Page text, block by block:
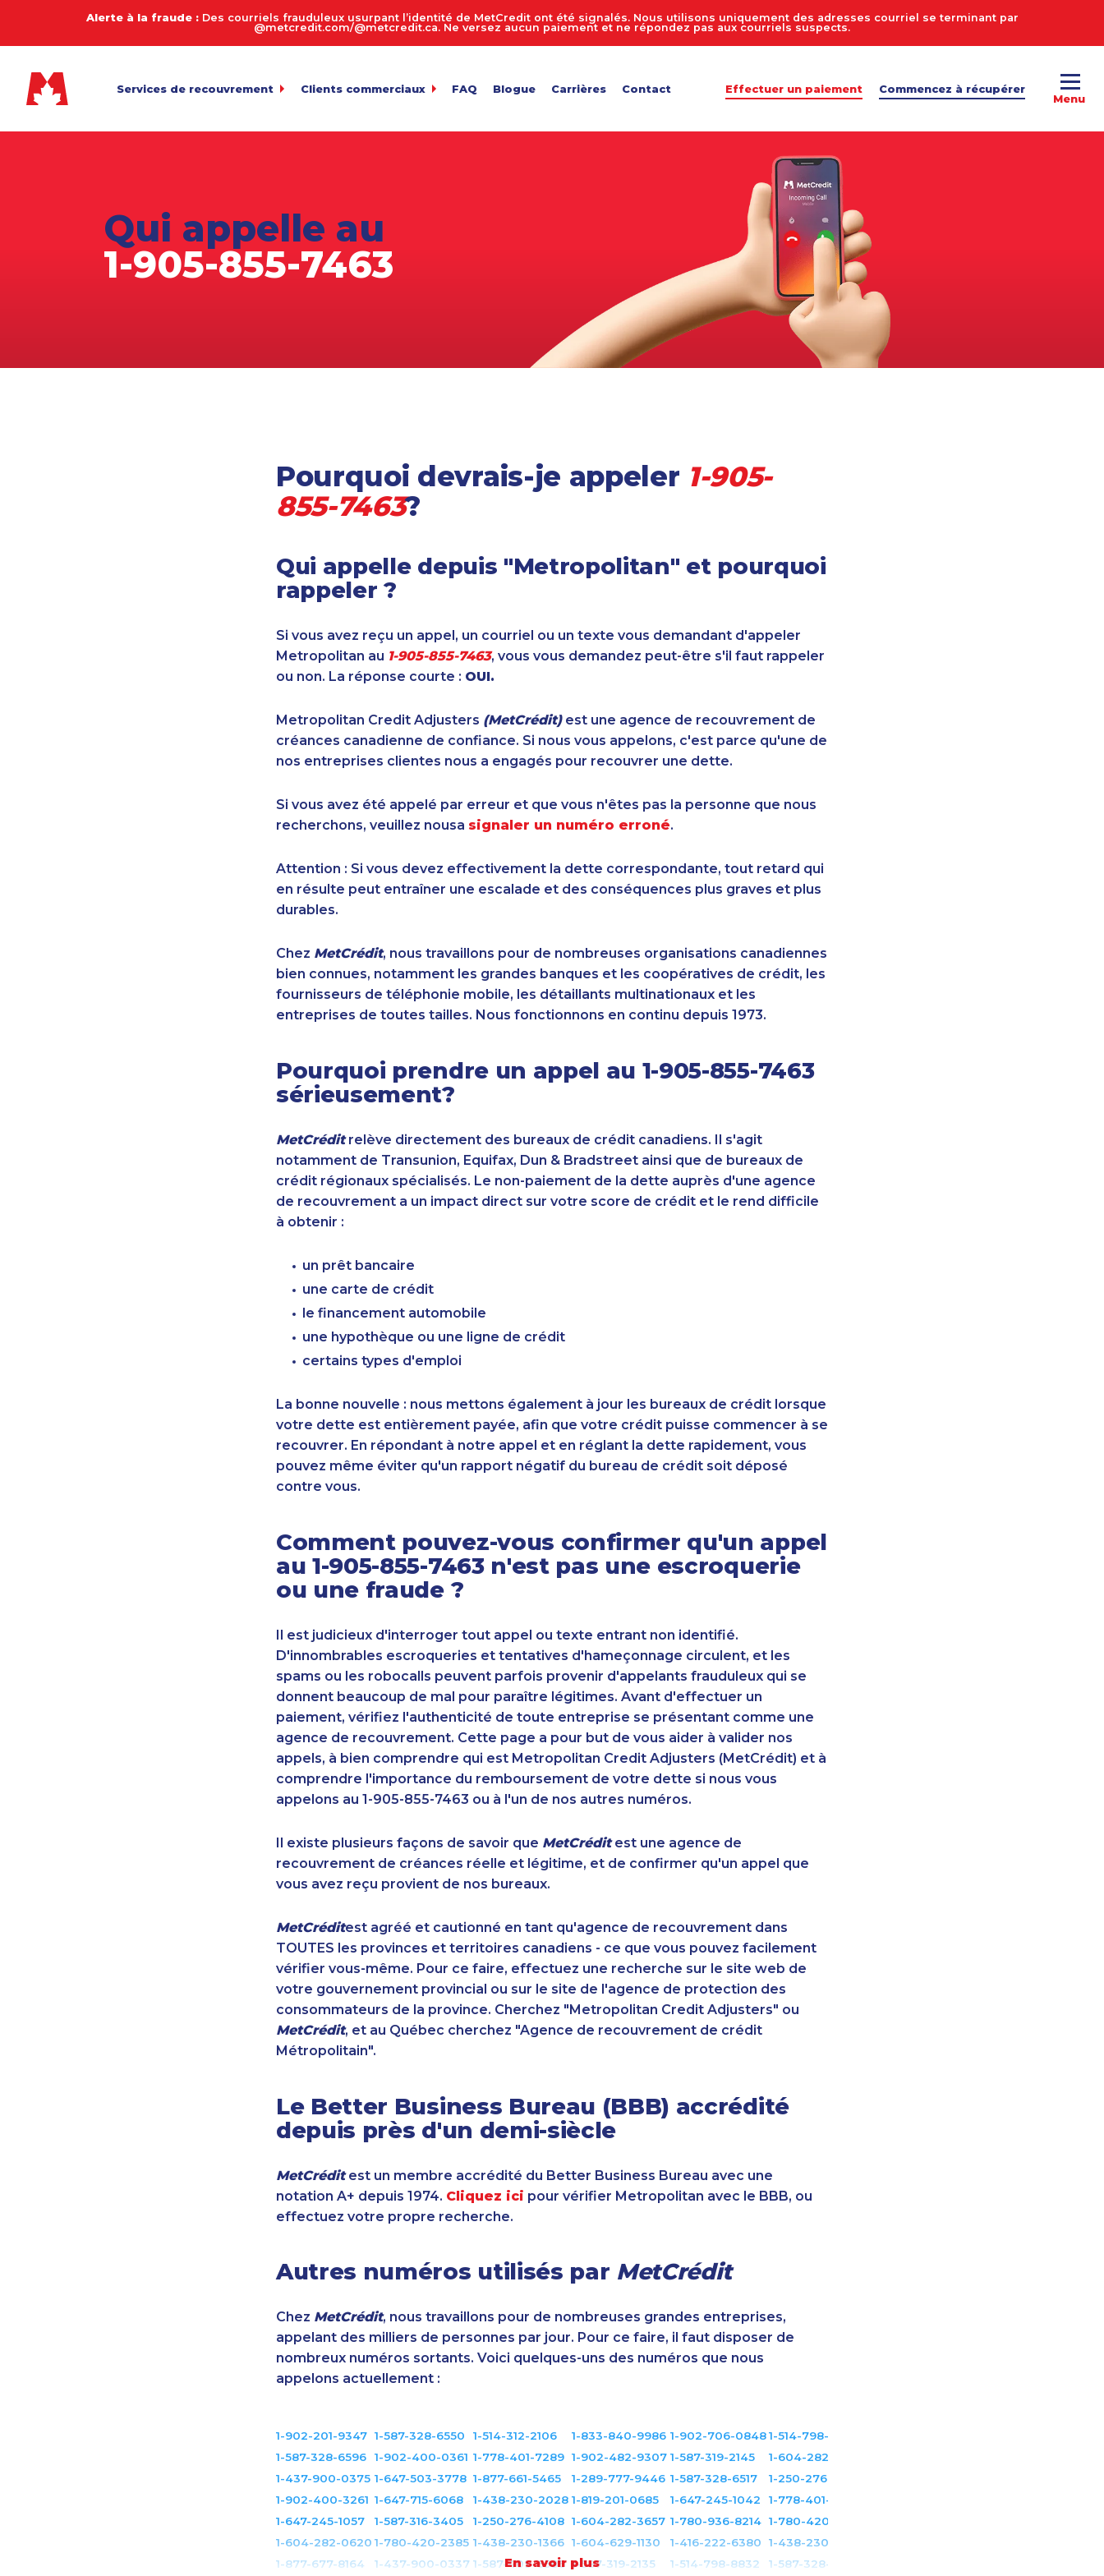
Alerte à la fraude : Des courriels frauduleux usurpant l’identité de MetCredit ont été signalés. Nous utilisons uniquement des adresses courriel se terminant par
@metcredit.com/@metcredit.ca. Ne versez aucun paiement et ne répondez pas aux courriels suspects.
Services de recouvrement
Agriculture
Arriérés en automobile
Biens de succession et décès
Locataire-propriétaire
Clients commerciaux
Transfert de fichiers
Téléversements en vrac
Payez votre facture
Politique de confidentialité
FAQ Blogue Carrières Contact Effectuer un paiement Commencez à récupérer
Qui appelle au
1-905-855-7463
Pourquoi devrais-je appeler 1-905-
855-7463?
Qui appelle depuis "Metropolitan" et pourquoi
rappeler ?
Si vous avez reçu un appel, un courriel ou un texte vous demandant d'appeler
Metropolitan au 1-905-855-7463, vous vous demandez peut-être s'il faut rappeler
ou non. La réponse courte : OUI.
Metropolitan Credit Adjusters (MetCrédit)est une agence de recouvrement de
créances canadienne de confiance. Si nous vous appelons, c'est parce qu'une de
nos entreprises clientes nous a engagés pour recouvrer une dette.
Si vous avez été appelé par erreur et que vous n'êtes pas la personne que nous
recherchons, veuillez nousa signaler un numéro erroné.
Attention : Si vous devez effectivement la dette correspondante, tout retard qui
en résulte peut entraîner une escalade et des conséquences plus graves et plus
durables.
Chez MetCrédit, nous travaillons pour de nombreuses organisations canadiennes
bien connues, notamment les grandes banques et les coopératives de crédit, les
fournisseurs de téléphonie mobile, les détaillants multinationaux et les
entreprises de toutes tailles. Nous fonctionnons en continu depuis 1973.
Pourquoi prendre un appel au 1-905-855-7463
sérieusement?
MetCréditrelève directement des bureaux de crédit canadiens. Il s'agit
notamment de Transunion, Equifax, Dun & Bradstreet ainsi que de bureaux de
crédit régionaux spécialisés. Le non-paiement de la dette auprès d'une agence
de recouvrement a un impact direct sur votre score de crédit et le rend difficile
à obtenir :
un prêt bancaire
une carte de crédit
le financement automobile
une hypothèque ou une ligne de crédit
certains types d'emploi
La bonne nouvelle : nous mettons également à jour les bureaux de crédit lorsque
votre dette est entièrement payée, afin que votre crédit puisse commencer à se
recouvrer. En répondant à notre appel et en réglant la dette rapidement, vous
pouvez même éviter qu'un rapport négatif du bureau de crédit soit déposé
contre vous.
Comment pouvez-vous confirmer qu'un appel
au 1-905-855-7463 n'est pas une escroquerie
ou une fraude ?
Il est judicieux d'interroger tout appel ou texte entrant non identifié.
D'innombrables escroqueries et tentatives d'hameçonnage circulent, et les
spams ou les robocalls peuvent parfois provenir d'appelants frauduleux qui se
donnent beaucoup de mal pour paraître légitimes. Avant d'effectuer un
paiement, vérifiez l'authenticité de toute entreprise se présentant comme une
agence de recouvrement. Cette page a pour but de vous aider à valider nos
appels, à bien comprendre qui est Metropolitan Credit Adjusters (MetCrédit) et à
comprendre l'importance du remboursement de votre dette si nous vous
appelons au 1-905-855-7463 ou à l'un de nos autres numéros.
Il existe plusieurs façons de savoir que MetCréditest une agence de
recouvrement de créances réelle et légitime, et de confirmer qu'un appel que
vous avez reçu provient de nos bureaux.
MetCréditest agréé et cautionné en tant qu'agence de recouvrement dans
TOUTES les provinces et territoires canadiens - ce que vous pouvez facilement
vérifier vous-même. Pour ce faire, effectuez une recherche sur le site web de
votre gouvernement provincial ou sur le site de l'agence de protection des
consommateurs de la province. Cherchez "Metropolitan Credit Adjusters" ou
MetCrédit, et au Québec cherchez "Agence de recouvrement de crédit
Métropolitain".
Le Better Business Bureau (BBB) accrédité
depuis près d'un demi-siècle
MetCréditest un membre accrédité du Better Business Bureau avec une
notation A+ depuis 1974. Cliquez ici pour vérifier Metropolitan avec le BBB, ou
effectuez votre propre recherche.
Autres numéros utilisés par MetCrédit
Chez MetCrédit, nous travaillons pour de nombreuses grandes entreprises,
appelant des milliers de personnes par jour. Pour ce faire, il faut disposer de
nombreux numéros sortants. Voici quelques-uns des numéros que nous
appelons actuellement :
En savoir plus
1-902-201-9347 1-587-328-6550 1-514-312-2106 1-833-840-9986 1-902-706-08481-514-798-8831
1-587-328-6596
1-902-400-0361 1-778-401-7289 1-902-482-9307 1-587-319-2145
1-604-282-3650
1-437-900-0375 1-647-503-3778 1-877-661-5465 1-289-777-9446 1-587-328-6517
1-250-276-4122
1-902-400-3261 1-647-715-6068 1-438-230-2028 1-819-201-0685 1-647-245-1042
1-778-401-7159
1-647-245-1057
1-587-316-3405 1-250-276-4108 1-604-282-3657 1-780-936-8214 1-780-420-2389
1-604-282-0620 1-780-420-2385 1-438-230-1366 1-604-629-1130 1-416-222-6380
1-438-230-2001
1-877-677-8164
1-437-900-0337 1-587-409-6586 1-587-319-2135 1-514-798-8832
1-587-328-6546